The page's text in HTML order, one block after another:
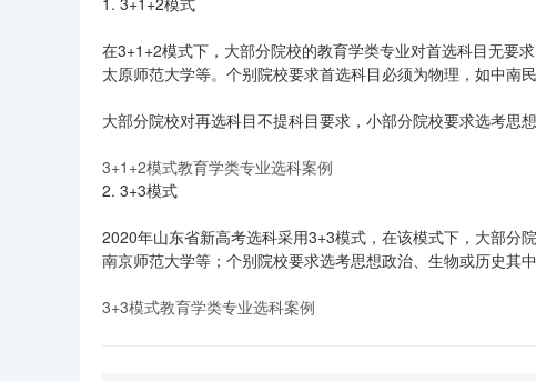
在3+1+2模式下，大部分院校的教育学类专业对首选科目无要
太原师范大学等。个别院校要求首选科目必须为物理，如中南民
大部分院校对再选科目不提科目要求，小部分院校要求选考思
3+1+2模式教育学类专业选科案例
2. 3+3模式
2020年山东省新高考选科采用3+3模式，在该模式下，大部分
南京师范大学等；个别院校要求选考思想政治、生物或历史其
3+3模式教育学类专业选科案例